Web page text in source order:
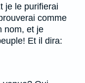
je le purifierai
comme
nom, et je
Et il dira: